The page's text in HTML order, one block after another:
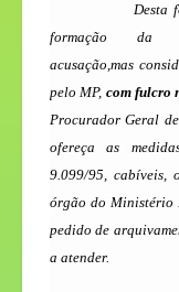
Desta
formação
acusação,mas
pelo MP, com fulcro
Procurador Geral
ofereça as
9.099/95, cabíveis,
órgão do Ministério
pedido de
a atender.